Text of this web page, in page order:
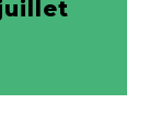
juillet